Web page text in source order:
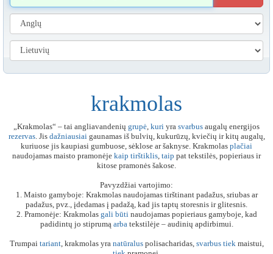
krakmolas
„Krakmolas“ – tai angliavandenių grupė, kuri yra svarbus augalų energijos
rezervas. Jis dažniausiaigaunamas iš bulvių, kukurūzų, kviečių ir kitų augalų,
kuriuose jis kaupiasi gumbuose, sėklose ar šaknyse. Krakmolas plačiai
naudojamas maisto pramonėje kaip tirštiklis, taip pat tekstilės, popieriaus ir
kitose pramonės šakose.
Pavyzdžiai vartojimo:
1. Maisto gamyboje: Krakmolas naudojamas tirštinant padažus, sriubas ar
padažus, pvz., įdedamas į padažą, kad jis taptų storesnis ir glitesnis.
2. Pramonėje: Krakmolas gali būtinaudojamas popieriaus gamyboje, kad
padidintų jo stiprumą arbatekstilėje – audinių apdirbimui.
Trumpai tariant, krakmolas yra natūraluspolisacharidas, svarbus tiekmaistui,